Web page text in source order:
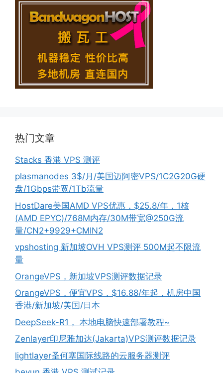
热门文章
Stacks 香港 VPS 测评
plasmanodes 3$/月/美国迈阿密VPS/1C2G20G硬
盘/1Gbps带宽/1Tb流量
HostDare美国AMD VPS优惠，$25.8/年，1核
(AMD EPYC)/768M内存/30M带宽@250G流
量/CN2+9929+CMIN2
vpshosting 新加坡OVH VPS测评 500M起不限流
量
OrangeVPS，新加坡VPS测评数据记录
OrangeVPS，便宜VPS，$16.88/年起，机房中国
香港/新加坡/美国/日本
DeepSeek-R1， 本地电脑快速部署教程~
Zenlayer印尼雅加达(Jakarta)VPS测评数据记录
lightlayer圣何塞国际线路的云服务器测评